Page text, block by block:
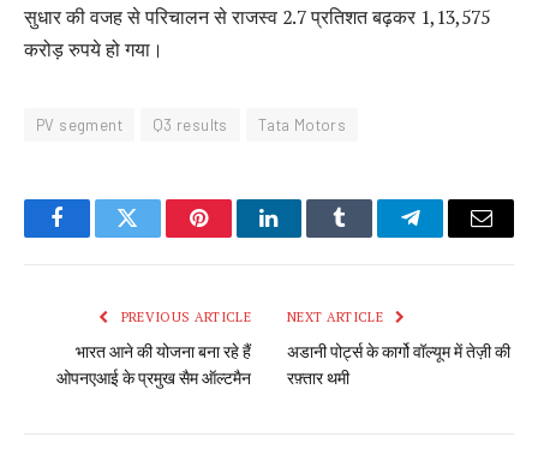
सुधार की वजह से परिचालन से राजस्व 2.7 प्रतिशत बढ़कर 1,13,575
करोड़ रुपये हो गया।
PV segment Q3 results Tata Motors
FacebookTwitter PinterestLinkedInTumblr TelegramEmail
PREVIOUS ARTICLE
भारत आने की योजना बना रहे हैं
ओपनएआई के प्रमुख सैम ऑल्टमैन
NEXT ARTICLE
अडानी पोर्ट्स के कार्गो वॉल्यूम में तेज़ी की
रफ़्तार थमी